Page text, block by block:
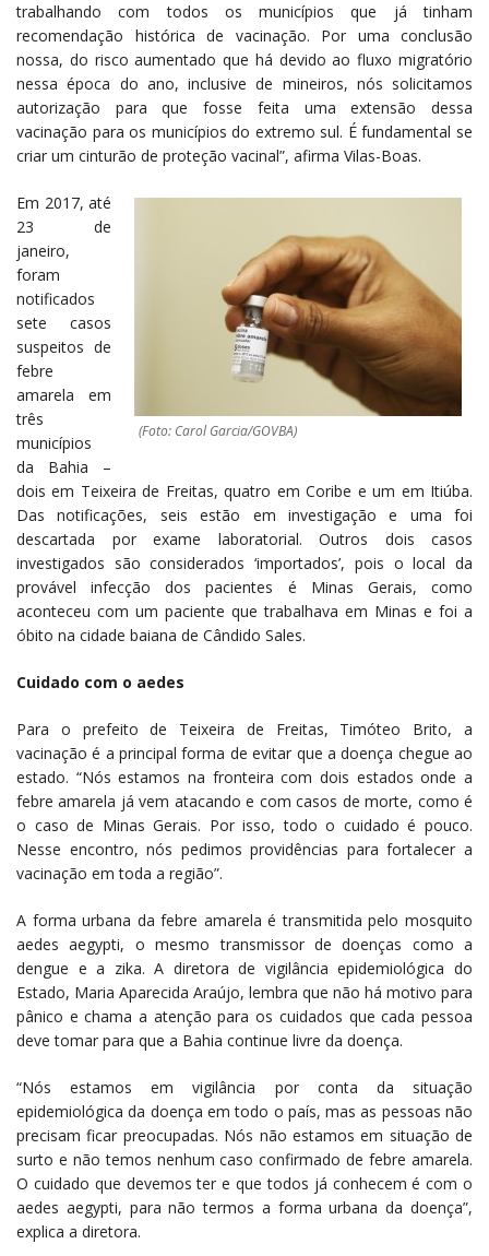
trabalhando com todos os municípios que já tinham
recomendação histórica de vacinação. Por uma conclusão
nossa, do risco aumentado que há devido ao fluxo migratório
nessa época do ano, inclusive de mineiros, nós solicitamos
autorização para que fosse feita uma extensão dessa
vacinação para os municípios do extremo sul. É fundamental se
criar um cinturão de proteção vacinal”, afirma Vilas-Boas.
(Foto: Carol Garcia/GOVBA)
Em 2017, até
23 de
janeiro,
foram
notificados
sete casos
suspeitos de
febre
amarela em
três
municípios
da Bahia –
dois em Teixeira de Freitas, quatro em Coribe e um em Itiúba.
Das notificações, seis estão em investigação e uma foi
descartada por exame laboratorial. Outros dois casos
investigados são considerados ‘importados’, pois o local da
provável infecção dos pacientes é Minas Gerais, como
aconteceu com um paciente que trabalhava em Minas e foi a
óbito na cidade baiana de Cândido Sales.
Cuidado com o aedes
Para o prefeito de Teixeira de Freitas, Timóteo Brito, a
vacinação é a principal forma de evitar que a doença chegue ao
estado. “Nós estamos na fronteira com dois estados onde a
febre amarela já vem atacando e com casos de morte, como é
o caso de Minas Gerais. Por isso, todo o cuidado é pouco.
Nesse encontro, nós pedimos providências para fortalecer a
vacinação em toda a região”.
A forma urbana da febre amarela é transmitida pelo mosquito
aedes aegypti, o mesmo transmissor de doenças como a
dengue e a zika. A diretora de vigilância epidemiológica do
Estado, Maria Aparecida Araújo, lembra que não há motivo para
pânico e chama a atenção para os cuidados que cada pessoa
deve tomar para que a Bahia continue livre da doença.
“Nós estamos em vigilância por conta da situação
epidemiológica da doença em todo o país, mas as pessoas não
precisam ficar preocupadas. Nós não estamos em situação de
surto e não temos nenhum caso confirmado de febre amarela.
O cuidado que devemos ter e que todos já conhecem é com o
aedes aegypti, para não termos a forma urbana da doença”,
explica a diretora.